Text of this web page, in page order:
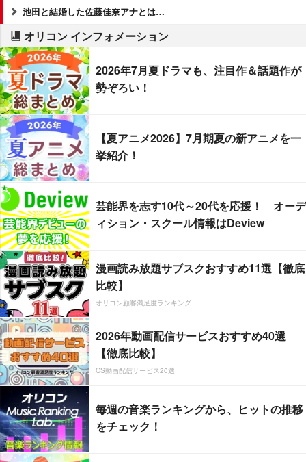
池田と結婚した佐藤佳奈アナとは…
オリコン インフォメーション
2026年7月夏ドラマも、注目作＆話題作が
勢ぞろい！
【夏アニメ2026】7月期夏の新アニメを一
挙紹介！
芸能界を志す10代～20代を応援！ オーデ
ィション・スクール情報はDeview
漫画読み放題サブスクおすすめ11選【徹底
比較】
オリコン顧客満足度ランキング
2026年動画配信サービスおすすめ40選
【徹底比較】
CS動画配信サービス20選
毎週の音楽ランキングから、ヒットの推移
をチェック！